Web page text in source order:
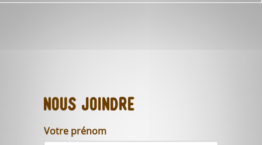
Nous joindre
Votre prénom